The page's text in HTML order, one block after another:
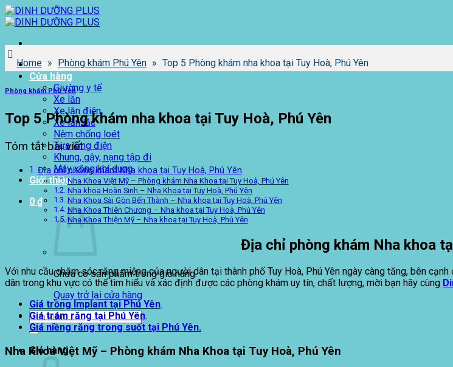
Bỏ
qua
dung
Trang chủ
Cửa hàng
Giường y tế
Xe lăn
Xe lăn điện
Xe lăn lắc
Nệm chống loét
Tựa lưng điện
Khung, gậy, nạng tập đi
Máy xông khí dung
Giới thiệu
0 ₫
Chưa có sản phẩm trong giỏ hàng.
Quay trở lại cửa hàng
Tìm
kiếm:
Giỏ hàng
Home » Phòng khám Phú Yên » Top 5 Phòng khám nha khoa tại Tuy Hoà, Phú Yên
Phòng khám Phú Yên
Top 5 Phòng khám nha khoa tại Tuy Hoà, Phú Yên
Tóm tắt bài viết
Địa chỉ phòng khám Nha khoa tại Tuy Hoà, Phú Yên
Nha Khoa Việt Mỹ – Phòng khám Nha Khoa tại Tuy Hoà, Phú Yên
Nha khoa Hoàn Sinh – Nha Khoa tại Tuy Hoà, Phú Yên
Nha Khoa Sài Gòn Bến Thành – Nha khoa tại Tuy Hoà, Phú Yên
Nha Khoa Thiên Chương – Nha khoa tại Tuy Hoà, Phú Yên
Nha Khoa Thiện Mỹ – Nha khoa tại Tuy Hoà, Phú Yên
Địa chỉ phòng khám Nha khoa
Với nhu cầu chăm sóc răng miệng của người dân tại thành phố Tuy Hoà, Phú Yên ngày càng tăng, bên
dân trong khu vực có thể tìm hiểu và xác định được các phòng khám uy tín, chất lượng, mời bạn hãy cùng
Giá trồng Implant tại Phú Yên.
Giá trám răng tại Phú Yên.
Giá niềng răng trong suốt tại Phú Yên.
Nha Khoa Việt Mỹ – Phòng khám Nha Khoa tại Tuy Hoà, Phú Yên